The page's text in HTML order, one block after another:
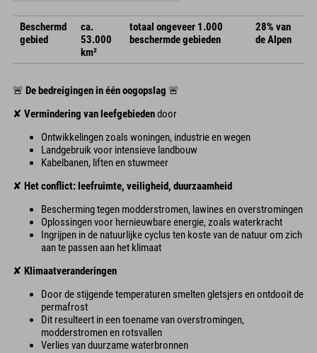
Beschermd
gebied
ca.
53.000
km²
totaal ongeveer 1.000
beschermde gebieden
28% van
de Alpen
🚨 De bedreigingen in één oogopslag 🚨
✘ Vermindering van leefgebiedendoor
Ontwikkelingen zoals woningen, industrie en wegen
Landgebruik voor intensieve landbouw
Kabelbanen, liften en stuwmeer
✘ Het conflict: leefruimte, veiligheid, duurzaamheid
Bescherming tegen modderstromen, lawines en overstromingen
Oplossingen voor hernieuwbare energie, zoals waterkracht
Ingrijpen in de natuurlijke cyclus ten koste van de natuur om zich
aan te passen aan het klimaat
✘ Klimaatveranderingen
Door de stijgende temperaturen smelten gletsjers en ontdooit de
permafrost
Dit resulteert in een toename van overstromingen,
modderstromen en rotsvallen
Verlies van duurzame waterbronnen